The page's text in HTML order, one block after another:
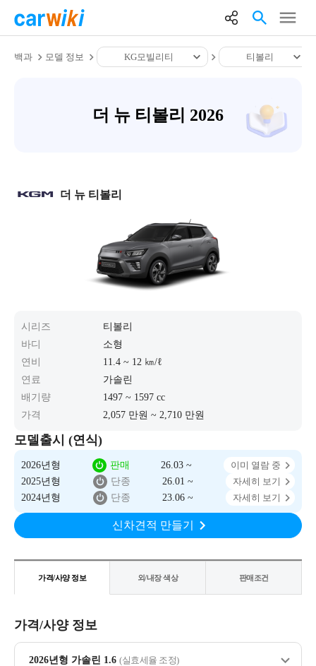
백과 모델 정보 KG모빌리티 티볼리
더 뉴 티볼리 2026
더 뉴 티볼리
시리즈
티볼리
바디
소형
연비
11.4 ~ 12 ㎞/ℓ
연료
가솔린
배기량
1497 ~ 1597 cc
가격
2,057 만원 ~ 2,710 만원
모델출시 (연식)
2026년형 판매 26.03 ~
이미 열람 중
2025년형
단종 26.01 ~
자세히 보기
2024년형
단종 23.06 ~ 자세히 보기
신차견적 만들기
가격/사양 정보 외/내장 색상 판매조건
가격/사양 정보
2026년형 가솔린 1.6 (실효세율 조정)